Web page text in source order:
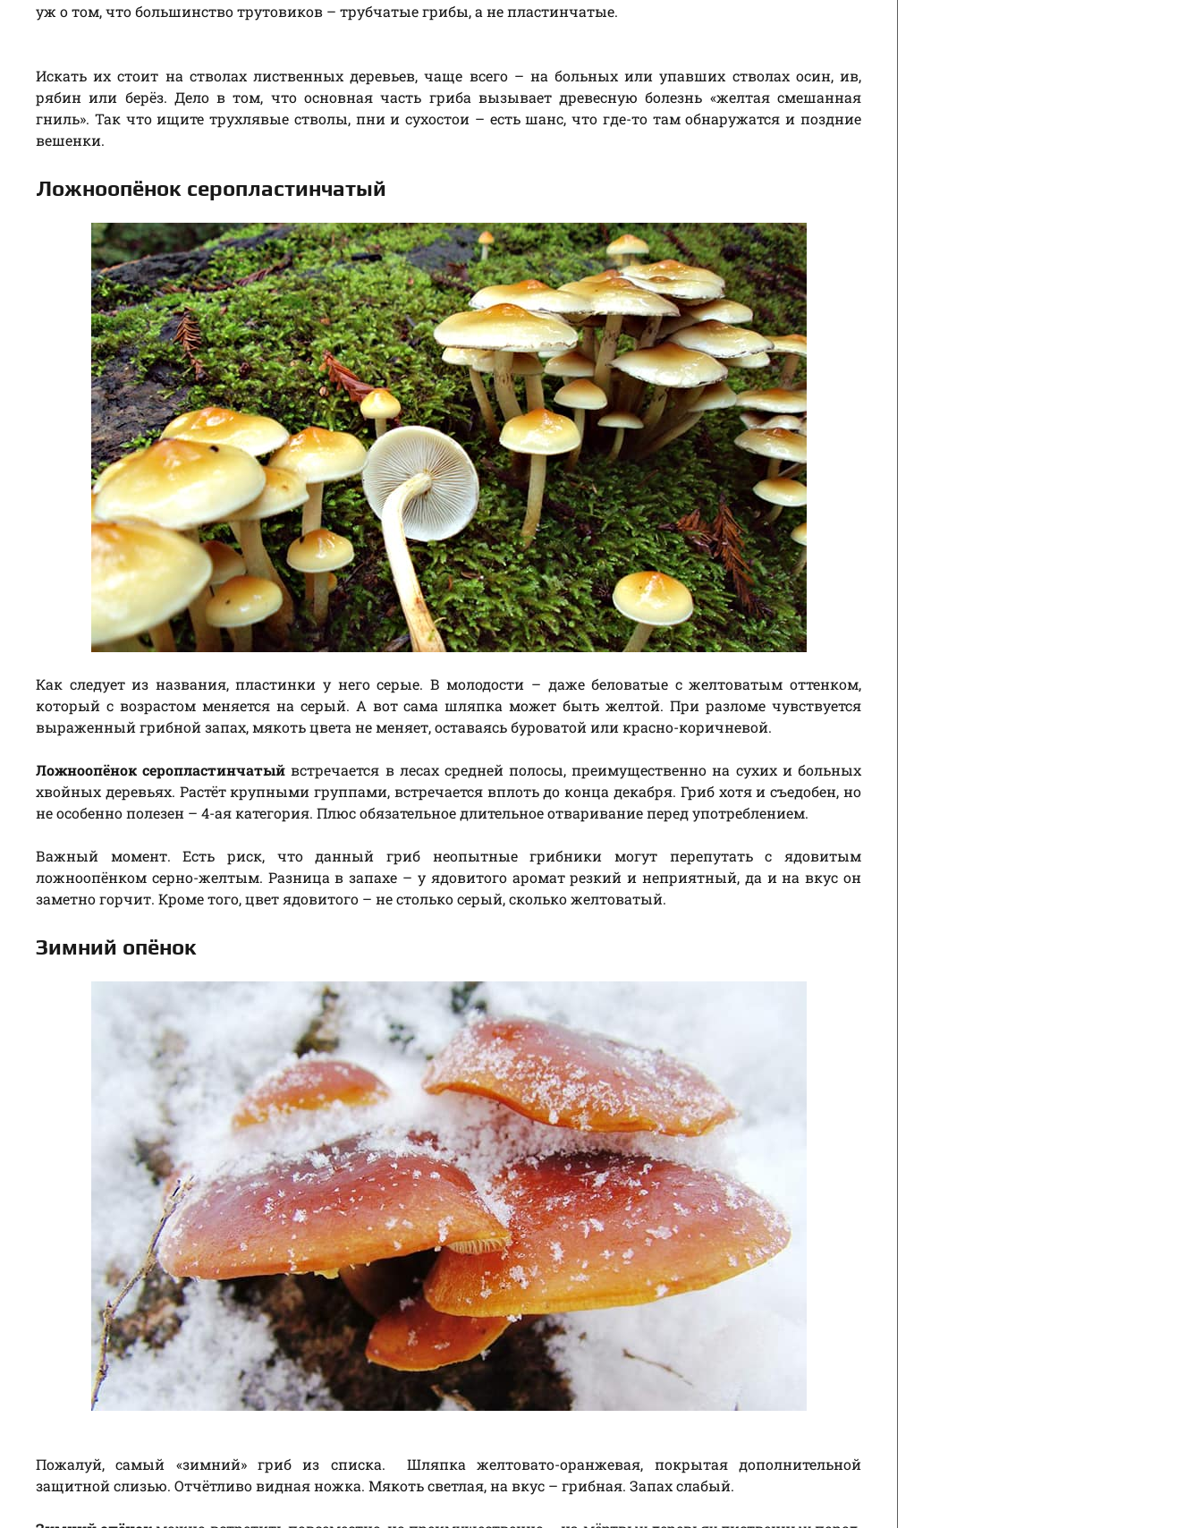
уж о том, что большинство трутовиков – трубчатые грибы, а не пластинчатые.
Искать их стоит на стволах лиственных деревьев, чаще всего – на больных или упавших стволах осин, ив,
рябин или берёз. Дело в том, что основная часть гриба вызывает древесную болезнь «желтая смешанная
гниль». Так что ищите трухлявые стволы, пни и сухостои – есть шанс, что где-то там обнаружатся и поздние
вешенки.
Ложноопёнок серопластинчатый
Как следует из названия, пластинки у него серые. В молодости – даже беловатые с желтоватым оттенком,
который с возрастом меняется на серый. А вот сама шляпка может быть желтой. При разломе чувствуется
выраженный грибной запах, мякоть цвета не меняет, оставаясь буроватой или красно-коричневой.
Ложноопёнок серопластинчатый встречается в лесах средней полосы, преимущественно на сухих и больных
хвойных деревьях. Растёт крупными группами, встречается вплоть до конца декабря. Гриб хотя и съедобен, но
не особенно полезен – 4-ая категория. Плюс обязательное длительное отваривание перед употреблением.
Важный момент. Есть риск, что данный гриб неопытные грибники могут перепутать с ядовитым
ложноопёнком серно-желтым. Разница в запахе – у ядовитого аромат резкий и неприятный, да и на вкус он
заметно горчит. Кроме того, цвет ядовитого – не столько серый, сколько желтоватый.
Зимний опёнок
Пожалуй, самый «зимний» гриб из списка. Шляпка желтовато-оранжевая, покрытая дополнительной
защитной слизью. Отчётливо видная ножка. Мякоть светлая, на вкус – грибная. Запах слабый.